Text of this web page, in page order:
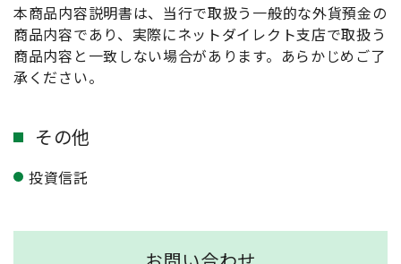
本商品内容説明書は、当行で取扱う一般的な外貨預金の
商品内容であり、実際にネットダイレクト支店で取扱う
商品内容と一致しない場合があります。あらかじめご了
承ください。
その他
投資信託